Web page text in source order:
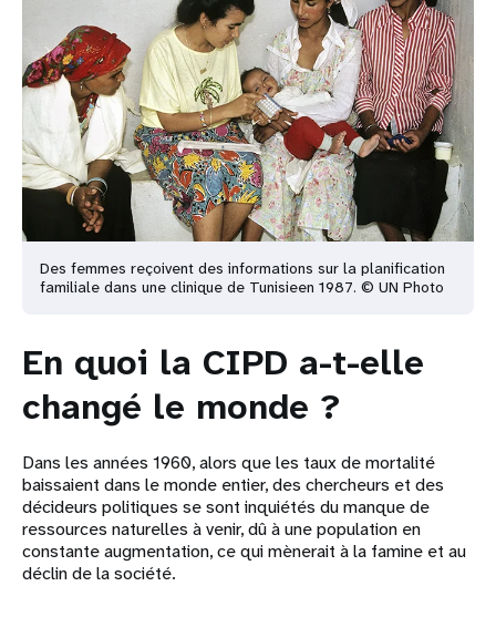
Des femmes reçoivent des informations sur la planification
familiale dans une clinique de Tunisieen 1987. © UN Photo
En quoi la CIPD a-t-elle
changé le monde ?
Dans les années 1960, alors que les taux de mortalité
baissaient dans le monde entier, des chercheurs et des
décideurs politiques se sont inquiétés du manque de
ressources naturelles à venir, dû à une population en
constante augmentation, ce qui mènerait à la famine et au
déclin de la société.